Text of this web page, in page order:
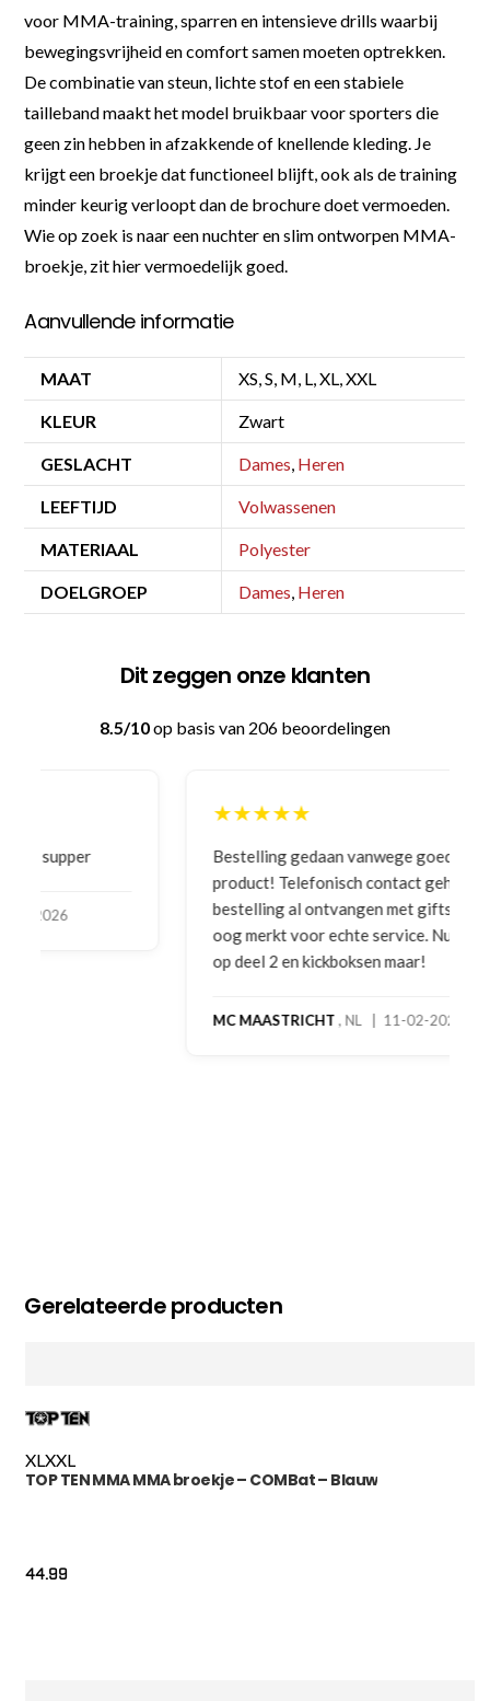
voor MMA-training, sparren en intensieve drills waarbij
bewegingsvrijheid en comfort samen moeten optrekken.
De combinatie van steun, lichte stof en een stabiele
tailleband maakt het model bruikbaar voor sporters die
geen zin hebben in afzakkende of knellende kleding. Je
krijgt een broekje dat functioneel blijft, ook als de training
minder keurig verloopt dan de brochure doet vermoeden.
Wie op zoek is naar een nuchter en slim ontworpen MMA-
broekje, zit hier vermoedelijk goed.
Aanvullende informatie
MAAT XS, S, M, L, XL, XXL
KLEUR Zwart
GESLACHT Dames, Heren
LEEFTIJD Volwassenen
MATERIAAL Polyester
DOELGROEP Dames, Heren
Dit zeggen onze klanten
8.5/10op basis van 206 beoordelingen
Bestelling gedaan vanwege goede prijzen en
product! Telefonisch contact gehad en 1e deel
bestelling al ontvangen met gifts, waardoor je
oog merkt voor echte service. Nu nog wachten
op deel 2 en kickboksen maar!
, NL | 11-02-2026
Gerelateerde producten
XLXXL
TOP TEN MMA MMA broekje – COMBat – Blauw
44.99